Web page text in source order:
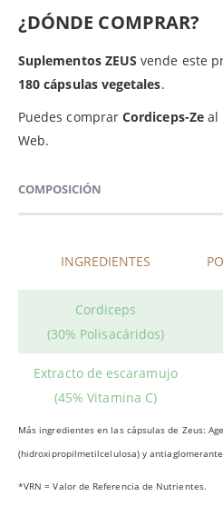
¿DÓNDE COMPRAR?
Suplementos ZEUS vende este
180 cápsulas vegetales.
Puedes comprarCordiceps-Ze al
Web.
COMPOSICIÓN
INGREDIENTES
Cordiceps
(30% Polisacáridos)
Extracto de escaramujo
(45% Vitamina C)
Más ingredientes en las cápsulas de Zeus:
(hidroxipropilmetilcelulosa) y
*VRN = Valor de Referencia de Nutrientes.